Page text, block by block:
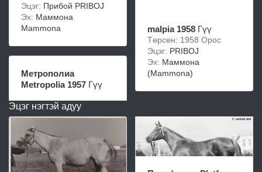
Эцэг: Прибой PRIBOJ
Эх: Маммона
Mammona
Метрополиа
Metropolia 1957 Гүү
malpia 1958 Гүү
Төрсөн: 1958 Орос
Эцэг: PRIBOJ
Эх: Маммона
(Mammona)
Эцэг нэгтэй адуу